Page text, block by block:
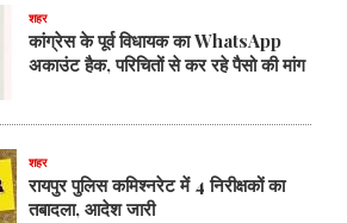
शहर
कांग्रेस के पूर्व विधायक का WhatsApp
अकाउंट हैक, परिचितों से कर रहे पैसो की मांग
शहर
रायपुर पुलिस कमिश्नरेट में 4 निरीक्षकों का
तबादला, आदेश जारी